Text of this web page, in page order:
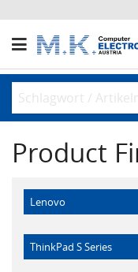
Product